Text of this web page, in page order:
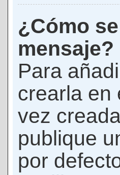
¿Cómo
mensaje?
Para
crearla en
vez
publique
por